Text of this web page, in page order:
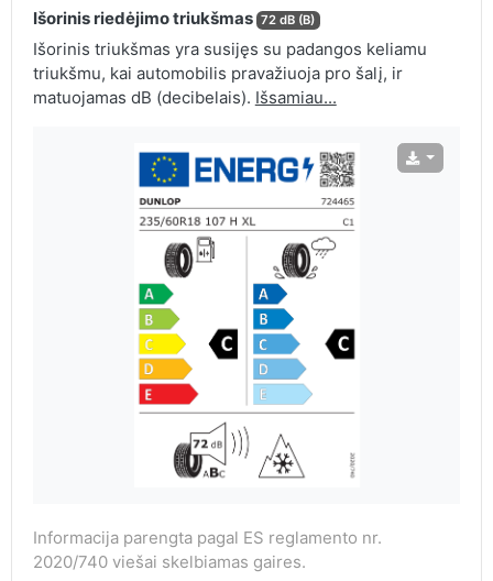
Išorinis riedėjimo triukšmas 72 dB (B)
Išorinis triukšmas yra susijęs su padangos keliamu
triukšmu, kai automobilis pravažiuoja pro šalį, ir
matuojamas dB (decibelais). Išsamiau...
Informacija parengta pagal ES reglamento nr.
2020/740 viešai skelbiamas gaires.